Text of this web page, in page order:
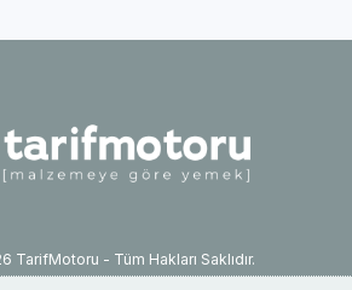
TarifMotoru - Tüm Hakları Saklıdır.
info@tarifmotoru.com